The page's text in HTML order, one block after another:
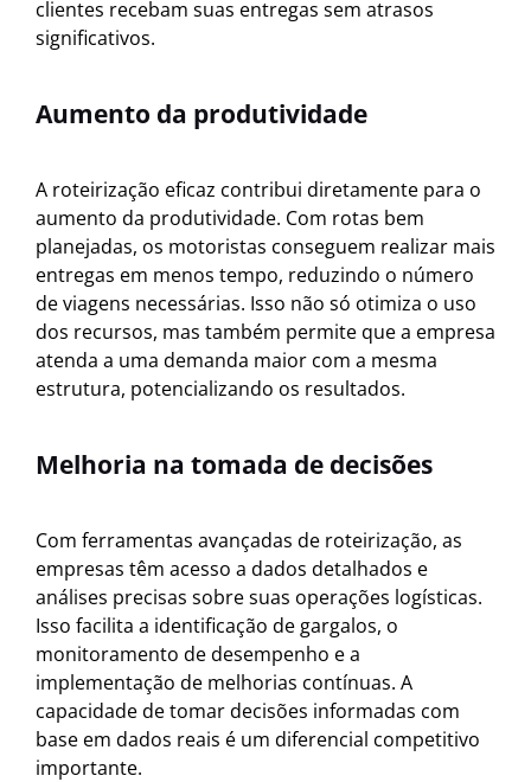
clientes recebam suas entregas sem atrasos
significativos.
Aumento da produtividade
A roteirização eficaz contribui diretamente para o
aumento da produtividade. Com rotas bem
planejadas, os motoristas conseguem realizar mais
entregas em menos tempo, reduzindo o número
de viagens necessárias. Isso não só otimiza o uso
dos recursos, mas também permite que a empresa
atenda a uma demanda maior com a mesma
estrutura, potencializando os resultados.
Melhoria na tomada de decisões
Com ferramentas avançadas de roteirização, as
empresas têm acesso a dados detalhados e
análises precisas sobre suas operações logísticas.
Isso facilita a identificação de gargalos, o
monitoramento de desempenho e a
implementação de melhorias contínuas. A
capacidade de tomar decisões informadas com
base em dados reais é um diferencial competitivo
importante.